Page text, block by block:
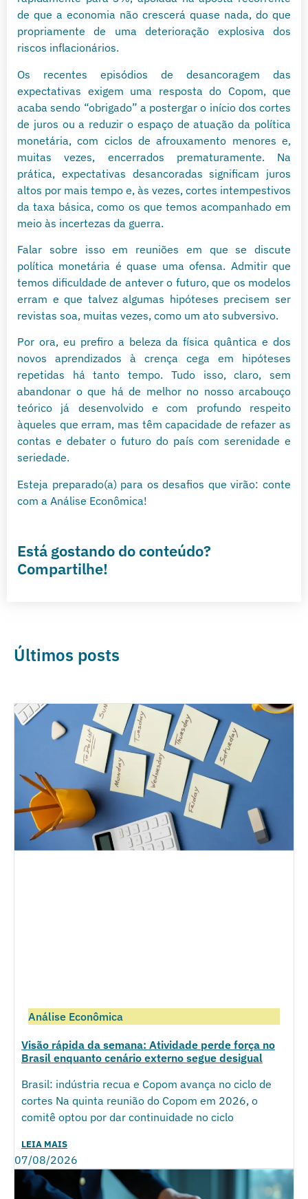
de que a economia não crescerá quase nada, do que
propriamente de uma deterioração explosiva dos
riscos inflacionários.
Os recentes episódios de desancoragem das
expectativas exigem uma resposta do Copom, que
acaba sendo “obrigado” a postergar o início dos cortes
de juros ou a reduzir o espaço de atuação da política
monetária, com ciclos de afrouxamento menores e,
muitas vezes, encerrados prematuramente. Na
prática, expectativas desancoradas significam juros
altos por mais tempo e, às vezes, cortes intempestivos
da taxa básica, como os que temos acompanhado em
meio às incertezas da guerra.
Falar sobre isso em reuniões em que se discute
política monetária é quase uma ofensa. Admitir que
temos dificuldade de antever o futuro, que os modelos
erram e que talvez algumas hipóteses precisem ser
revistas soa, muitas vezes, como um ato subversivo.
Por ora, eu prefiro a beleza da física quântica e dos
novos aprendizados à crença cega em hipóteses
repetidas há tanto tempo. Tudo isso, claro, sem
abandonar o que há de melhor no nosso arcabouço
teórico já desenvolvido e com profundo respeito
àqueles que erram, mas têm capacidade de refazer as
contas e debater o futuro do país com serenidade e
seriedade.
Esteja preparado(a) para os desafios que virão: conte
com a Análise Econômica!
Está gostando do conteúdo?
Compartilhe!
Últimos posts
Análise Econômica
Visão rápida da semana: Atividade perde força no
Brasil enquanto cenário externo segue desigual
Brasil: indústria recua e Copom avança no ciclo de
cortes Na quinta reunião do Copom em 2026, o
comitê optou por dar continuidade no ciclo
LEIA MAIS
07/08/2026